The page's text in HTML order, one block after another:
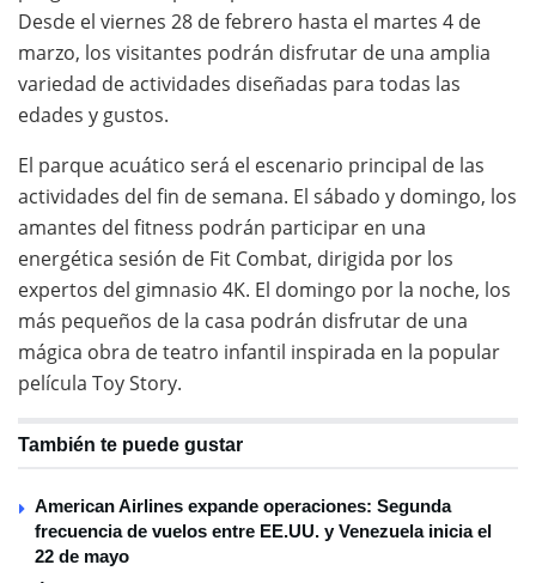
Desde el viernes 28 de febrero hasta el martes 4 de
marzo, los visitantes podrán disfrutar de una amplia
variedad de actividades diseñadas para todas las
edades y gustos.
El parque acuático será el escenario principal de las
actividades del fin de semana. El sábado y domingo, los
amantes del fitness podrán participar en una
energética sesión de Fit Combat, dirigida por los
expertos del gimnasio 4K. El domingo por la noche, los
más pequeños de la casa podrán disfrutar de una
mágica obra de teatro infantil inspirada en la popular
película Toy Story.
También te puede gustar
American Airlines expande operaciones: Segunda
frecuencia de vuelos entre EE.UU. y Venezuela inicia el
22 de mayo